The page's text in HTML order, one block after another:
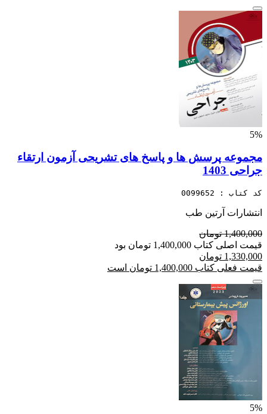
5%
مجموعه پرسش ها و پاسخ های تشریحی آزمون ارتقاء
جراحی 1403
کد کتاب : 0099652
انتشارات آرتین طب
1,400,000 تومان
قیمت اصلی کتاب 1,400,000 تومان بود
1,330,000 تومان
قیمت فعلی کتاب 1,400,000 تومان است
5%